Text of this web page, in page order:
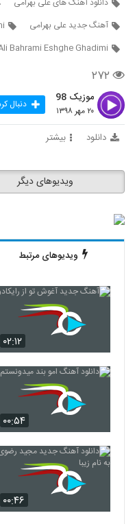
دانلود آهنگ های علی بهرامی
آهنگ جدید علی بهرامی
Bahrami Eshghe Ghadimi
۲۷۲
موزیک 98
۲۰ مهر ۱۳۹۸ دنبال
دانلود بیشتر
ویدیوهای دیگر
ویدیوهای مرتبط
۰۲:۱۲
۰۰:۵۴
۰۰:۴۶